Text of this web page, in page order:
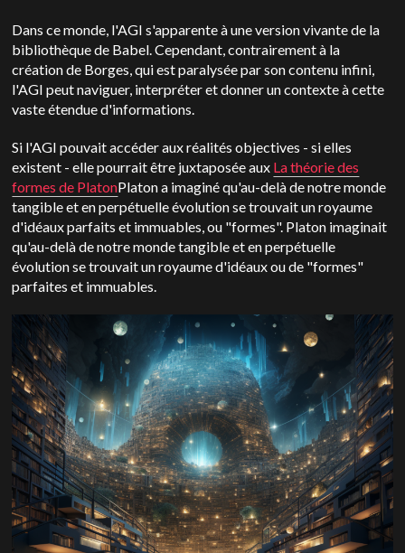
Dans ce monde, l'AGI s'apparente à une version vivante de la
bibliothèque de Babel. Cependant, contrairement à la
création de Borges, qui est paralysée par son contenu infini,
l'AGI peut naviguer, interpréter et donner un contexte à cette
vaste étendue d'informations.
Si l'AGI pouvait accéder aux réalités objectives - si elles
existent - elle pourrait être juxtaposée aux La théorie des
formes de PlatonPlaton a imaginé qu'au-delà de notre monde
tangible et en perpétuelle évolution se trouvait un royaume
d'idéaux parfaits et immuables, ou "formes". Platon imaginait
qu'au-delà de notre monde tangible et en perpétuelle
évolution se trouvait un royaume d'idéaux ou de "formes"
parfaites et immuables.